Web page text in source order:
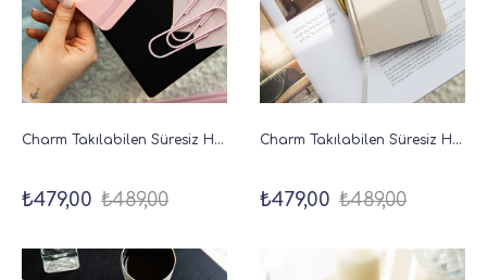
Charm Takılabilen Süresiz Haftalık Planlayıcı Cep Ajanda 9x17 cm Pembe
₺479,00 ₺489,00
Charm Takılabilen Süresiz Haftalık Planlayıcı Cep Ajanda 9x17 cm Bej
₺479,00 ₺489,00